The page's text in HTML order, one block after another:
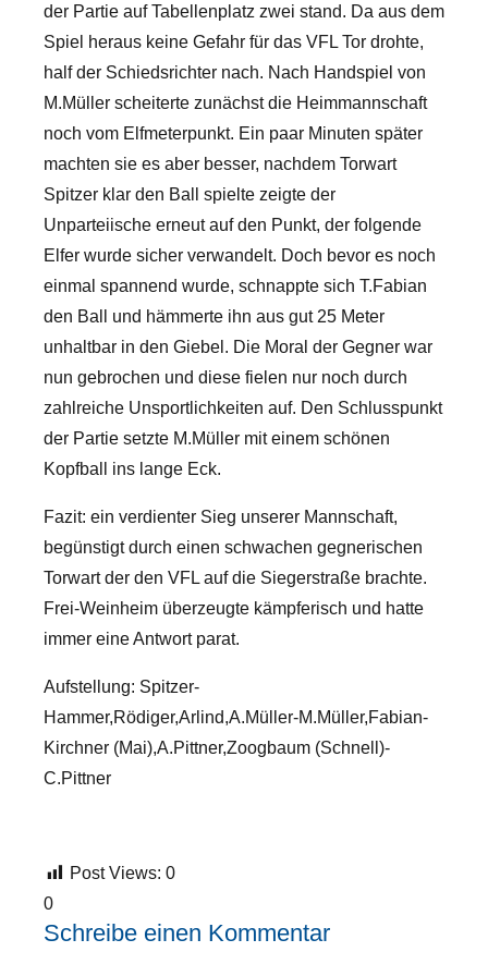
der Partie auf Tabellenplatz zwei stand. Da aus dem
Spiel heraus keine Gefahr für das VFL Tor drohte,
half der Schiedsrichter nach. Nach Handspiel von
M.Müller scheiterte zunächst die Heimmannschaft
noch vom Elfmeterpunkt. Ein paar Minuten später
machten sie es aber besser, nachdem Torwart
Spitzer klar den Ball spielte zeigte der
Unparteiische erneut auf den Punkt, der folgende
Elfer wurde sicher verwandelt. Doch bevor es noch
einmal spannend wurde, schnappte sich T.Fabian
den Ball und hämmerte ihn aus gut 25 Meter
unhaltbar in den Giebel. Die Moral der Gegner war
nun gebrochen und diese fielen nur noch durch
zahlreiche Unsportlichkeiten auf. Den Schlusspunkt
der Partie setzte M.Müller mit einem schönen
Kopfball ins lange Eck.
Fazit: ein verdienter Sieg unserer Mannschaft,
begünstigt durch einen schwachen gegnerischen
Torwart der den VFL auf die Siegerstraße brachte.
Frei-Weinheim überzeugte kämpferisch und hatte
immer eine Antwort parat.
Aufstellung: Spitzer-
Hammer,Rödiger,Arlind,A.Müller-M.Müller,Fabian-
Kirchner (Mai),A.Pittner,Zoogbaum (Schnell)-
C.Pittner
Post Views: 0
0
Schreibe einen Kommentar